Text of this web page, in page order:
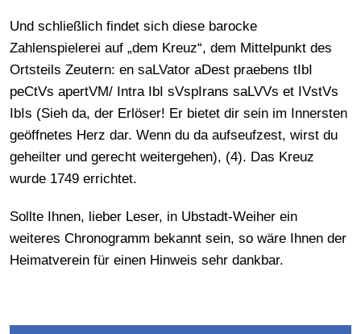
Und schließlich findet sich diese barocke
Zahlenspielerei auf „dem Kreuz“, dem Mittelpunkt des
Ortsteils Zeutern: en saLVator aDest praebens tIbI
peCtVs apertVM/ Intra IbI sVspIrans saLVVs et IVstVs
IbIs (Sieh da, der Erlöser! Er bietet dir sein im Innersten
geöffnetes Herz dar. Wenn du da aufseufzest, wirst du
geheilter und gerecht weitergehen), (4). Das Kreuz
wurde 1749 errichtet.
Sollte Ihnen, lieber Leser, in Ubstadt-Weiher ein
weiteres Chronogramm bekannt sein, so wäre Ihnen der
Heimatverein für einen Hinweis sehr dankbar.